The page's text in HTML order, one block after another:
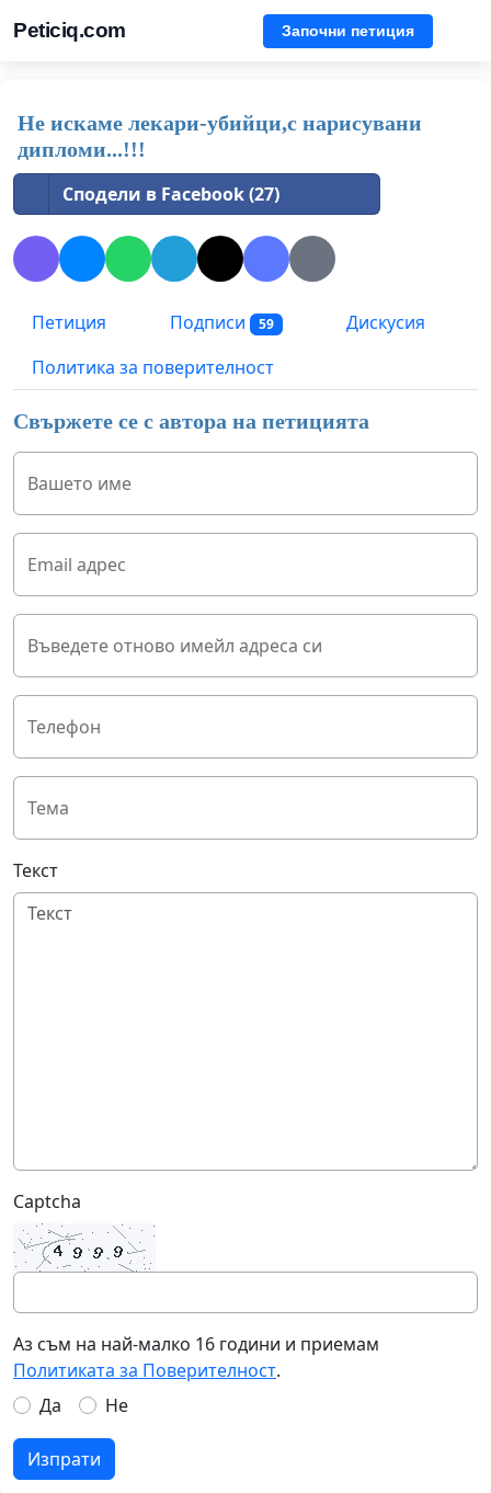
Peticiq.com Започни петиция
Не искаме лекари-убийци,с нарисувани
дипломи...!!!
Сподели в Facebook (27)
Петиция Подписи 59
Дискусия
Политика за поверителност
Свържете се с автора на петицията
Вашето име
Email адрес
Въведете отново имейл адреса си
Телефон
Тема
Текст
Captcha
Аз съм на най-малко 16 години и приемам
Политиката за Поверителност.
Да
Не
Изпрати